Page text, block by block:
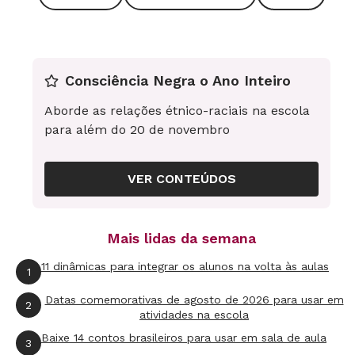
descobertos.
notícias de 2011, Machado contou sobre o
ocupação irregular das encostas das
e o desabamento de casas. Explicou também
que muitas moradias que ocupavam as margens
força da água de grandes enxurradas havia
derrubado a floresta. Jovens que perderam
parentes ou que ficaram desabrigados
compartilharam suas experiências.
Consciência Negra o Ano Inteiro
Aborde as relações étnico-raciais na escola
para além do 20 de novembro
VER CONTEÚDOS
Mais lidas da semana
1 11 dinâmicas para integrar os alunos na volta às aulas
2
Datas comemorativas de agosto de 2026 para usar em
atividades na escola
3 Baixe 14 contos brasileiros para usar em sala de aula